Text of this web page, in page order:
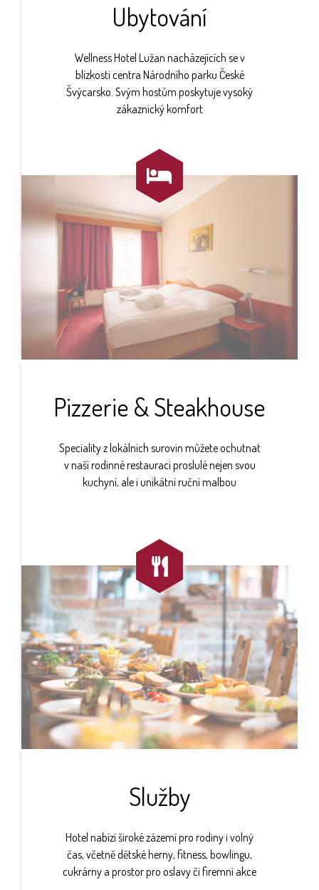
Ubytování
Wellness Hotel Lužan nacházejících se v
blízkosti centra Národního parku České
Švýcarsko. Svým hostům poskytuje vysoký
zákaznický komfort

Pizzerie & Steakhouse
Speciality z lokálních surovin můžete ochutnat
v naší rodinné restauraci proslulé nejen svou
kuchyní, ale i unikátní ruční malbou

Služby
Hotel nabízí široké zázemí pro rodiny i volný
čas, včetně dětské herny, fitness, bowlingu,
cukrárny a prostor pro oslavy či firemní akce